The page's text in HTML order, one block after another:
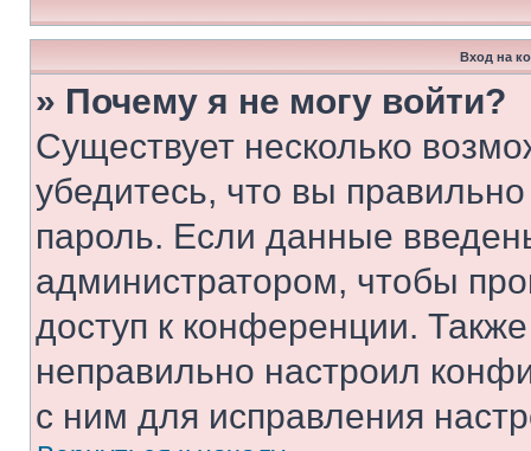
Вход на
» Почему я не могу войти?
Существует несколько
убедитесь, что вы
пароль. Если данные
администратором, чтобы
доступ к конференции.
неправильно настроил
с ним для исправления